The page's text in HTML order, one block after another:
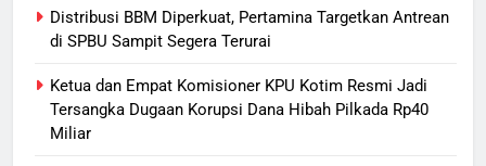
Distribusi BBM Diperkuat, Pertamina Targetkan Antrean
di SPBU Sampit Segera Terurai
Ketua dan Empat Komisioner KPU Kotim Resmi Jadi
Tersangka Dugaan Korupsi Dana Hibah Pilkada Rp40
Miliar
Palangka Raya, Diduga Sengaja
Dibakar Penghuninya
HUKUM DAN KRIMINAL
8
Mantan Wakil Wali Kota Keluhkan